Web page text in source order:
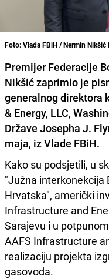
Foto: Vlada FBiH / Nermin
Premijer Federacije
Nikšić zaprimio je
generalnog direktora
& Energy, LLC,
Države Josepha J.
maja, iz Vlade FBiH.
Kako su podsjetili, u
"Južna interkonekcija
Hrvatska", američki
Infrastructure and
Sarajevu i u
AAFS Infrastructure
realizaciju projekta
gasovoda.